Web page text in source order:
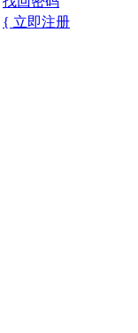
{ 立即注册